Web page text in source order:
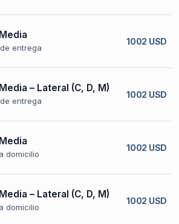
entrega
1002 USD
– Lateral (C, D, M)
entrega
1002 USD
domicilio
1002 USD
– Lateral (C, D, M)
domicilio
1002 USD